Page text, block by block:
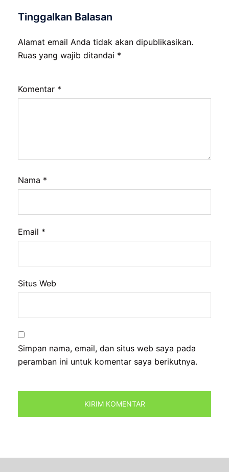
Tinggalkan Balasan
Alamat email Anda tidak akan dipublikasikan.
Ruas yang wajib ditandai *
Komentar *
Nama *
Email *
Situs Web
Simpan nama, email, dan situs web saya pada
peramban ini untuk komentar saya berikutnya.